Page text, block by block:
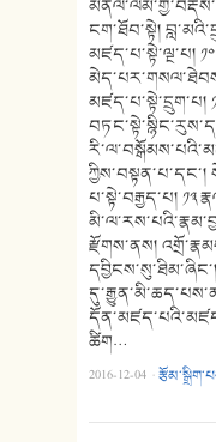
ངག་ཐོབ་སྟེ།
མཛད་པ་སྟེ་ལྔ་པ།
མཛད་པ་སྟེ་དྲུག་པ།
པ་སྟེ་བརྒྱད་པ། ༡༣
རྫོགས་ནས།
ཚིག…
2016-12-04 ·